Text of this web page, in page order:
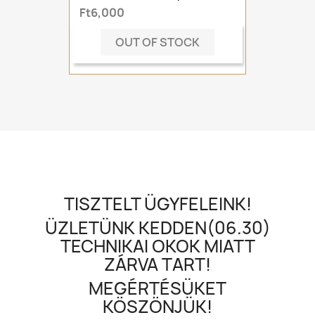
Ft6,000
OUT OF STOCK
TISZTELT ÜGYFELEINK!
ÜZLETÜNK KEDDEN(06.30)
TECHNIKAI OKOK MIATT
ZÁRVA TART!
MEGÉRTÉSÜKET
KÖSZÖNJÜK!